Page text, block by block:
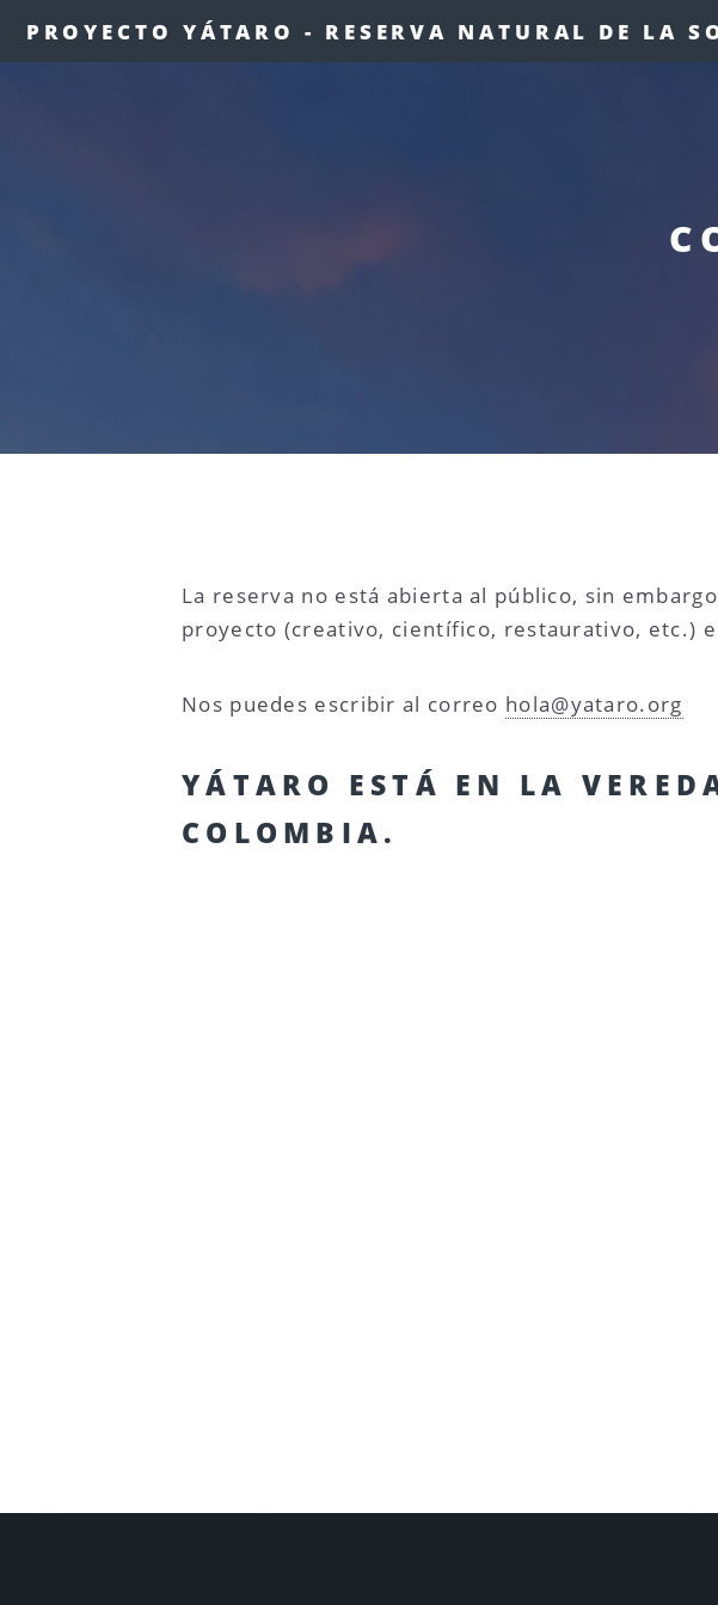
PROYECTO YÁTARO - RESERVA NATURAL DE LA
La reserva no está abierta al público, sin
proyecto (creativo, científico, restaurativo, etc.)
Nos puedes escribir al correo hola@yataro.org
YÁTARO ESTÁ EN LA
COLOMBIA.